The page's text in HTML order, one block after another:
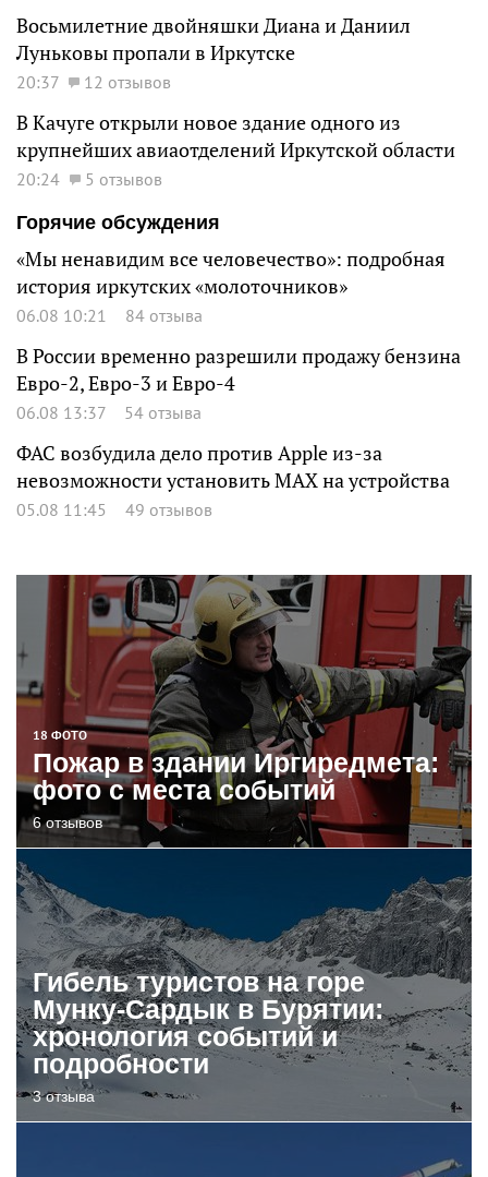
Восьмилетние двойняшки Диана и Даниил
Луньковы пропали в Иркутске
20:37 12 отзывов
В Качуге открыли новое здание одного из
крупнейших авиаотделений Иркутской области
20:24
5 отзывов
Горячие обсуждения
«Мы ненавидим все человечество»: подробная
история иркутских «молоточников»
06.08 10:21 84 отзыва
В России временно разрешили продажу бензина
Евро-2, Евро-3 и Евро-4
06.08 13:37 54 отзыва
ФАС возбудила дело против Apple из-за
невозможности установить MAX на устройства
05.08 11:45 49 отзывов
18 ФОТО
Пожар в здании Иргиредмета:
фото с места событий
6 отзывов
Гибель туристов на горе
Мунку-Сардык в Бурятии:
хронология событий и
подробности
3 отзыва